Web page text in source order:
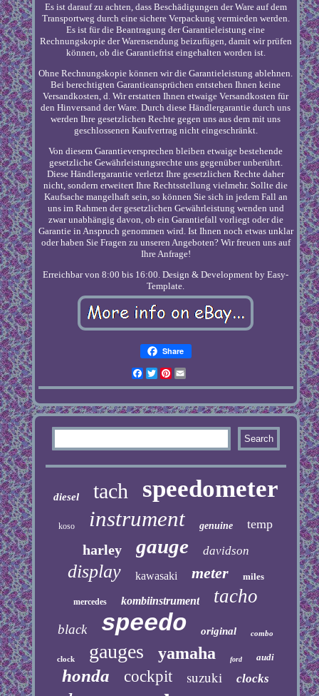
Es ist darauf zu achten, dass Beschädigungen der Ware auf dem
Transportweg durch eine sichere Verpackung vermieden werden.
Es ist für die Beantragung der Garantieleistung eine
Rechnungskopie der Warensendung beizufügen, damit wir prüfen
können, ob die Garantiefrist eingehalten worden ist.
Ohne Rechnungskopie können wir die Garantieleistung ablehnen.
Bei berechtigten Garantieansprüchen entstehen Ihnen keine
Versandkosten, d. Wir erstatten Ihnen etwaige Versandkosten für
den Hinversand der Ware. Durch diese Händlergarantie durch uns
werden Ihre gesetzlichen Rechte gegen uns aus dem mit uns
geschlossenen Kaufvertrag nicht eingeschränkt.
Von diesem Garantieversprechen bleiben etwaige bestehende
gesetzliche Gewährleistungsrechte uns gegenüber unberührt.
Diese Händlergarantie verletzt Ihre gesetzlichen Rechte daher
nicht, sondern erweitert Ihre Rechtsstellung vielmehr. Sollte die
Kaufsache mangelhaft sein, so können Sie sich in jedem Fall an
uns im Rahmen der gesetzlichen Gewährleistung wenden und
zwar unabhängig davon, ob ein Garantiefall vorliegt oder die
Garantie in Anspruch genommen wird. Ist Ihnen noch etwas unklar
oder haben Sie Fragen zu unseren Angeboten? Wir freuen uns auf
Ihre Anfrage!
Erreichbar von 8:00 bis 16:00. Design & Development by Easy-
Template.
Share
Facebook
TwitterPinterest
diesel tach speedometer
koso instrument genuine temp
harley gauge davidson
display kawasaki meter miles
mercedes kombiinstrument tacho
black speedo original combo
clock gauges yamaha ford audi
honda cockpit suzuki clocks